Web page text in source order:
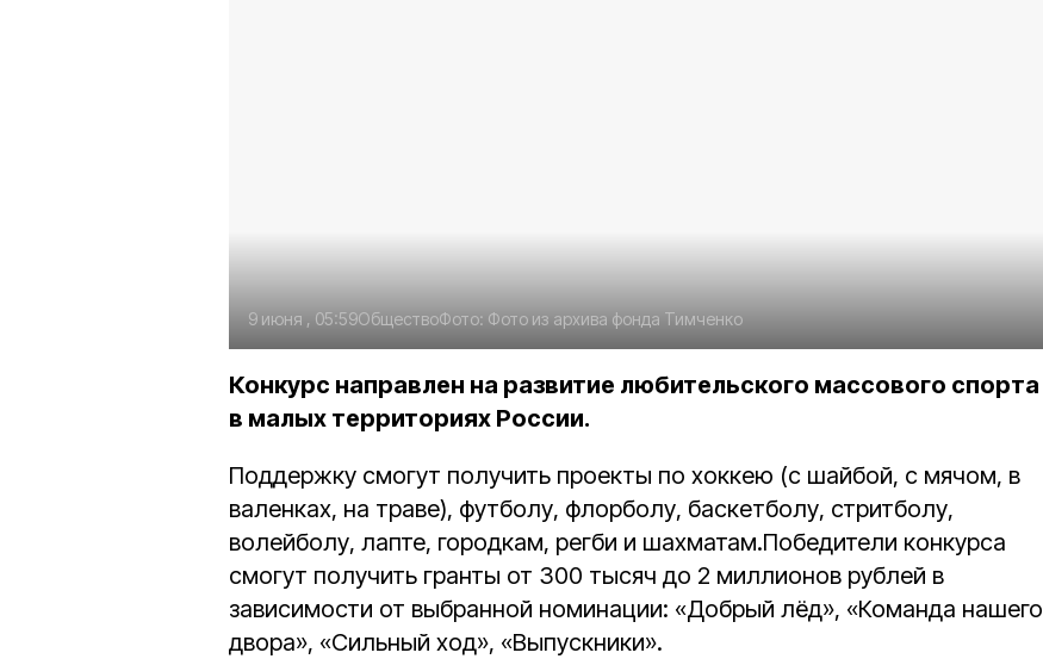
9 июня , 05:59ОбществоФото: Фото из архива фонда Тимченко
Конкурс направлен на развитие любительского массового спорта
в малых территориях России.
Поддержку смогут получить проекты по хоккею (с шайбой, с мячом, в
валенках, на траве), футболу, флорболу, баскетболу, стритболу,
волейболу, лапте, городкам, регби и шахматам.Победители конкурса
смогут получить гранты от 300 тысяч до 2 миллионов рублей в
зависимости от выбранной номинации: «Добрый лёд», «Команда нашего
двора», «Сильный ход», «Выпускники».